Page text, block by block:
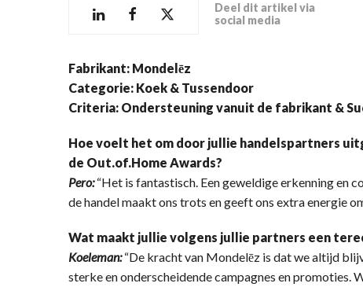
Deel dit artikel via
social media
Fabrikant: Mondelēz
Categorie: Koek & Tussendoor
Criteria: Ondersteuning vanuit de fabrikant &
Hoe voelt het om door jullie handelspartners
de Out.of.Home Awards?
Pero:“Het is fantastisch. Een geweldige erkenning en
de handel maakt ons trots en geeft ons extra energie
Wat maakt jullie volgens jullie partners een
Koeleman:“De kracht van Mondelēz is dat we altijd
sterke en onderscheidende campagnes en promoties.